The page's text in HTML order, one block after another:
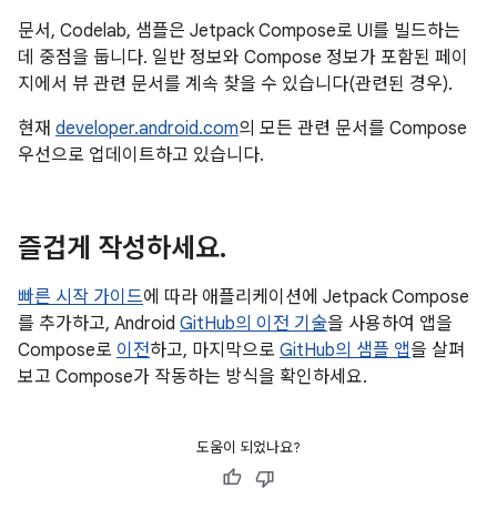
문서, Codelab, 샘플은 Jetpack Compose로 UI를 빌드하는
데 중점을 둡니다. 일반 정보와 Compose 정보가 포함된 페이
지에서 뷰 관련 문서를 계속 찾을 수 있습니다(관련된 경우).
현재 developer.android.com의 모든 관련 문서를 Compose
우선으로 업데이트하고 있습니다.
즐겁게 작성하세요.
빠른 시작 가이드에 따라 애플리케이션에 Jetpack Compose
를 추가하고, Android GitHub의 이전 기술을 사용하여 앱을
Compose로 이전하고, 마지막으로 GitHub의 샘플 앱을 살펴
보고 Compose가 작동하는 방식을 확인하세요.
도움이 되었나요?